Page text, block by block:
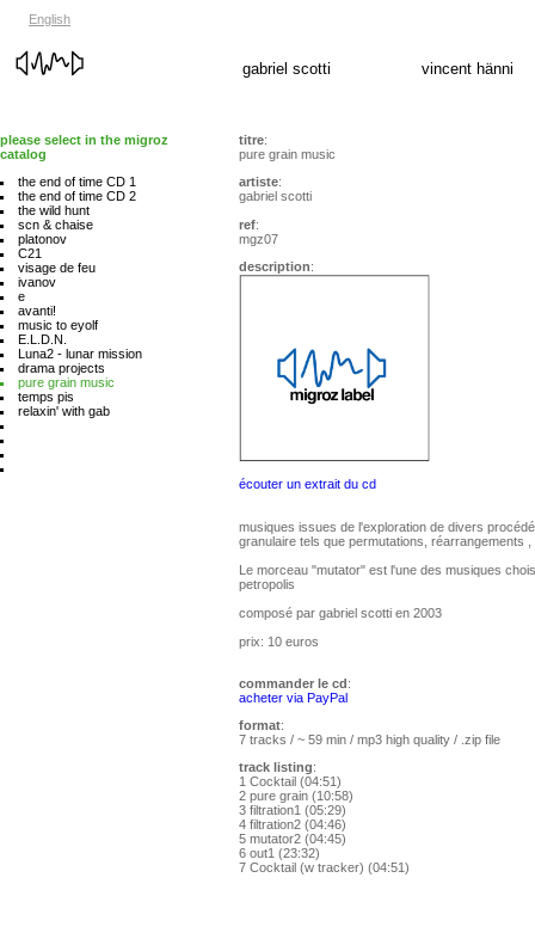
English
vincent hänni
gabriel scotti
please select in the migroz
catalog
the end of time CD 1
the end of time CD 2
the wild hunt
scn & chaise
platonov
C21
visage de feu
ivanov
e
avanti!
music to eyolf
E.L.D.N.
Luna2 - lunar mission
drama projects
pure grain music
temps pis
relaxin' with gab
titre:
pure grain music
artiste:
gabriel scotti
ref:
mgz07
description:
écouter un extrait du cd
musiques issues de l'exploration de divers
granulaire tels que permutations, réarrangements
Le morceau "mutator" est l'une des musiques
petropolis
composé par gabriel scotti en 2003
prix: 10 euros
commander le cd:
acheter via PayPal
format:
7 tracks / ~ 59 min / mp3 high quality / .zip file
track listing:
1 Cocktail (04:51)
2 pure grain (10:58)
3 filtration1 (05:29)
4 filtration2 (04:46)
5 mutator2 (04:45)
6 out1 (23:32)
7 Cocktail (w tracker) (04:51)